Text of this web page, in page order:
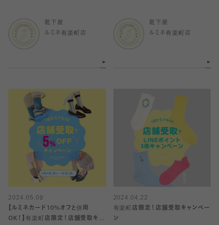
靴下屋
ルミネ有楽町店
靴下屋
ルミネ有楽町店
2024.05.09
【ルミネカード10%オフと併用
OK！】有楽町店限定！店舗受取キャ
2024.04.22
有楽町店限定！店舗受取キャンペー
ン